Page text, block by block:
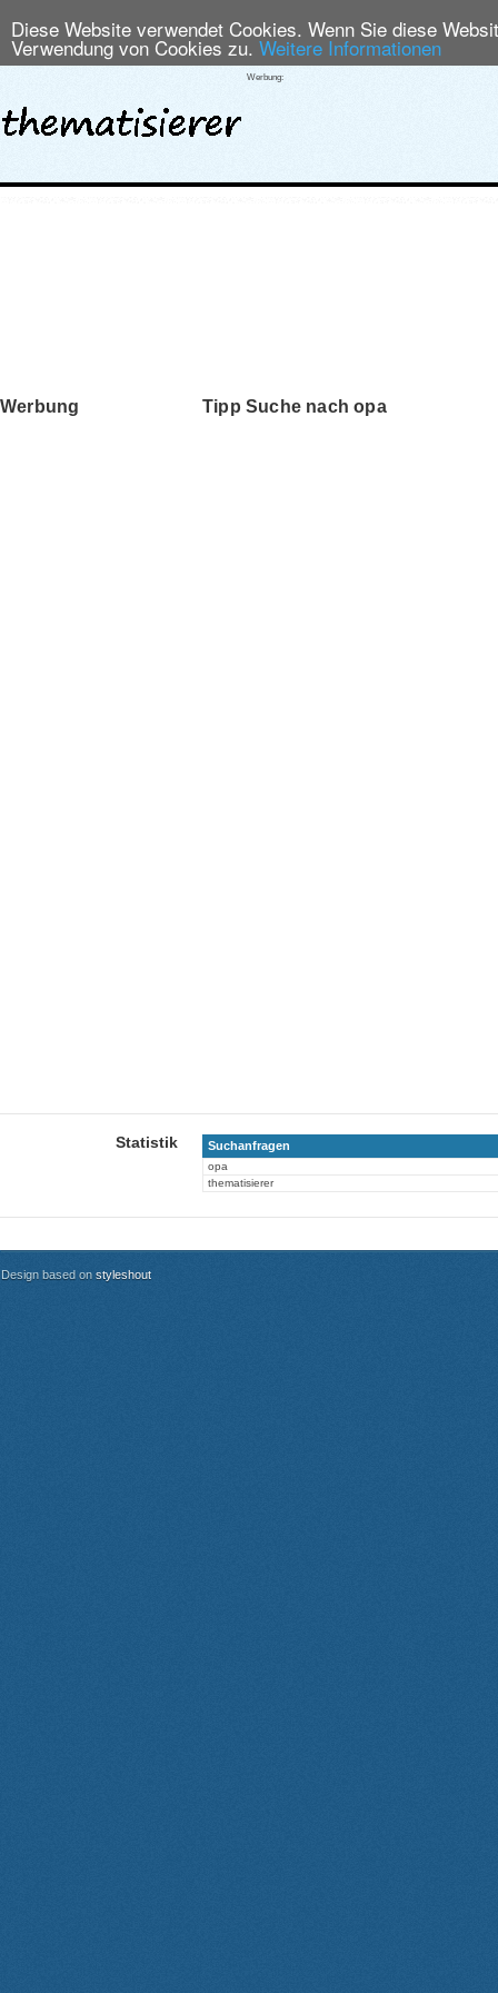
Diese Website verwendet Cookies. Wenn Sie diese
Verwendung von Cookies zu. Weitere Informationen
Werbung:
Tipp Suche nach opa
Werbung
Statistik Suchanfragen
opa
thematisierer
Design based on styleshout